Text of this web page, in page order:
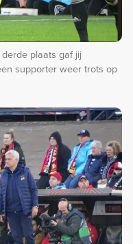
plaats gaf jij
supporter weer trots op